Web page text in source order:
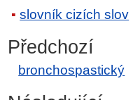
slovník cizích slov
Předchozí
bronchospastický